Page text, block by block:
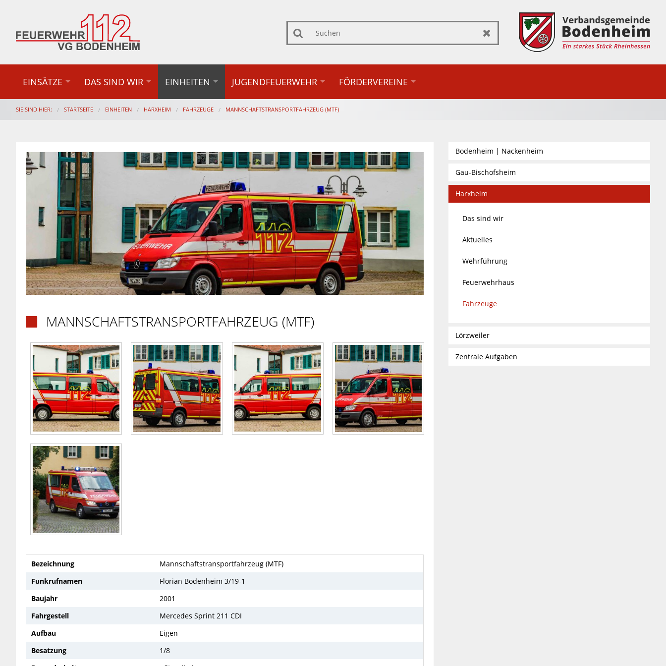
Zurücksetzen
EINSÄTZE DAS SIND WIR EINHEITEN JUGENDFEUERWEHR FÖRDERVEREINE
SIE SIND HIER: STARTSEITE EINHEITEN HARXHEIM FAHRZEUGE MANNSCHAFTSTRANSPORTFAHRZEUG (MTF)
MANNSCHAFTSTRANSPORTFAHRZEUG (MTF)
Bezeichnung
Mannschaftstransportfahrzeug (MTF)
Funkrufnamen
Florian Bodenheim 3/19-1
Baujahr
2001
Fahrgestell
Mercedes Sprint 211 CDI
Aufbau
Eigen
Besatzung
1/8
Bodenheim | Nackenheim
Gau-Bischofsheim
Harxheim
Das sind wir
Aktuelles
Wehrführung
Feuerwehrhaus
Fahrzeuge
Lörzweiler
Zentrale Aufgaben